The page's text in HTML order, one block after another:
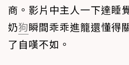
商。影片中主人一下達睡
奶狗瞬間乖乖進籠還懂得
了自嘆不如。